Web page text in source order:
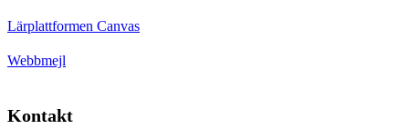
Lärplattformen Canvas
Webbmejl
Kontakt